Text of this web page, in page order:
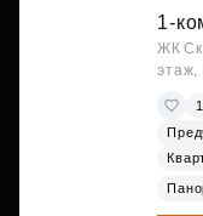
1-
ЖК